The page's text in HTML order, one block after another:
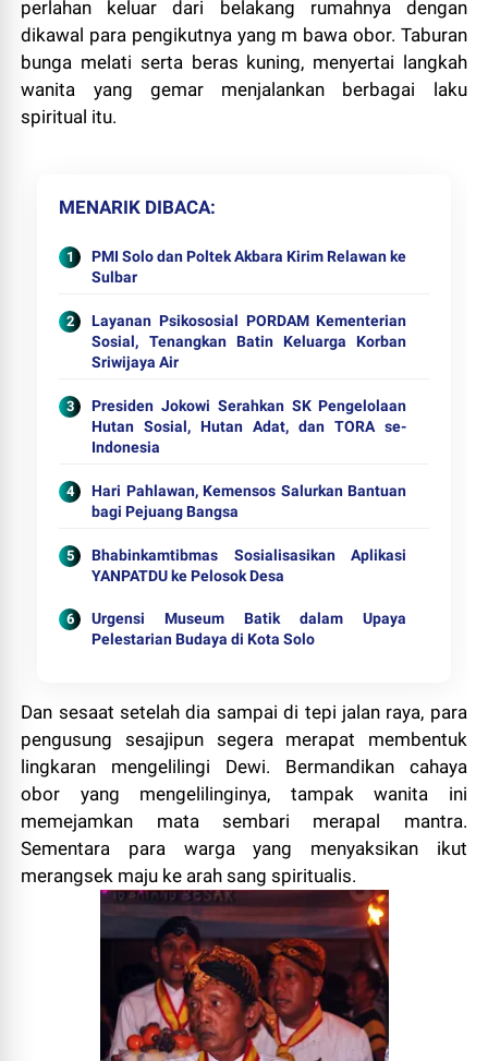
perlahan keluar dari belakang rumahnya dengan
dikawal para pengikutnya yang m bawa obor. Taburan
bunga melati serta beras kuning, menyertai langkah
wanita yang gemar menjalankan berbagai laku
spiritual itu.
MENARIK DIBACA
PMI Solo dan Poltek Akbara Kirim Relawan ke
Sulbar
Layanan Psikososial PORDAM Kementerian
Sosial, Tenangkan Batin Keluarga Korban
Sriwijaya Air
Presiden Jokowi Serahkan SK Pengelolaan
Hutan Sosial, Hutan Adat, dan TORA se-
Indonesia
Hari Pahlawan, Kemensos Salurkan Bantuan
bagi Pejuang Bangsa
Bhabinkamtibmas Sosialisasikan Aplikasi
YANPATDU ke Pelosok Desa
Urgensi Museum Batik dalam Upaya
Pelestarian Budaya di Kota Solo
Dan sesaat setelah dia sampai di tepi jalan raya, para
pengusung sesajipun segera merapat membentuk
lingkaran mengelilingi Dewi. Bermandikan cahaya
obor yang mengelilinginya, tampak wanita ini
memejamkan mata sembari merapal mantra.
Sementara para warga yang menyaksikan ikut
merangsek maju ke arah sang spiritualis.